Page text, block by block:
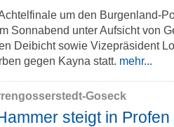
um den Burgenland-
Sonnabend unter Aufsicht von
Deibicht sowie Vizepräsident
gegen Kayna statt. mehr...
Goseck
steigt in Profen